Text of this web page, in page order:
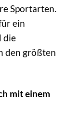
Sportarten.
ein
die
den größten
mit einem